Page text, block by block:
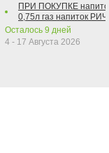
ПРИ ПОКУПКЕ
0,75л газ напиток
Осталось 9 дней
4 - 17 Августа 2026